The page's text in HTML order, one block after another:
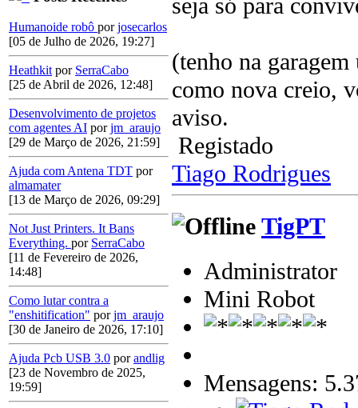
Humanoide robô porjosecarlos
[05 de Julho de 2026, 19:27]
Heathkit por SerraCabo
[25 de Abril de 2026, 12:48]
Desenvolvimento de projetos
com agentes AI porjm_araujo
[29 de Março de 2026, 21:59]
Ajuda com Antena TDT por
almamater
[13 de Março de 2026, 09:29]
Not Just Printers. It Bans
Everything. por SerraCabo
[11 de Fevereiro de 2026,
14:48]
Como lutar contra a
"enshitification" porjm_araujo
[30 de Janeiro de 2026, 17:10]
Ajuda Pcb USB 3.0 porandlig
[23 de Novembro de 2025,
19:59]
(tenho na
como nova creio,
aviso.
Registado
Tiago Rodrigues
TigPT
Administrator
Mini Robot
Mensagens: